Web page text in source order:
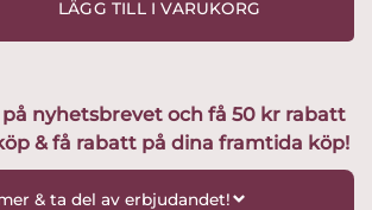
LÄGG TILL I VARUKORG
nyhetsbrevet och få 50 kr rabatt
& få rabatt på dina framtida köp!
& ta del av erbjudandet!